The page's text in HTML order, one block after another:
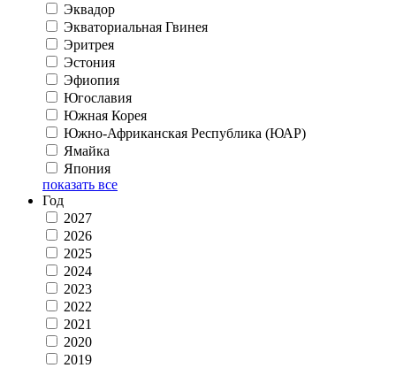
Эквадор
Экваториальная Гвинея
Эритрея
Эстония
Эфиопия
Югославия
Южная Корея
Южно-Африканская Республика (ЮАР)
Ямайка
Япония
показать все
Год
2027
2026
2025
2024
2023
2022
2021
2020
2019